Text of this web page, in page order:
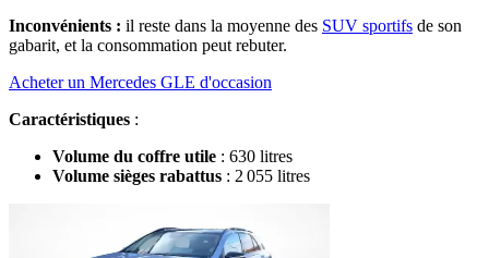
Inconvénients : il reste dans la moyenne des SUV sportifs de son
gabarit, et la consommation peut rebuter.
Acheter un Mercedes GLE d'occasion
Caractéristiques :
Volume du coffre utile : 630 litres
Volume sièges rabattus : 2 055 litres